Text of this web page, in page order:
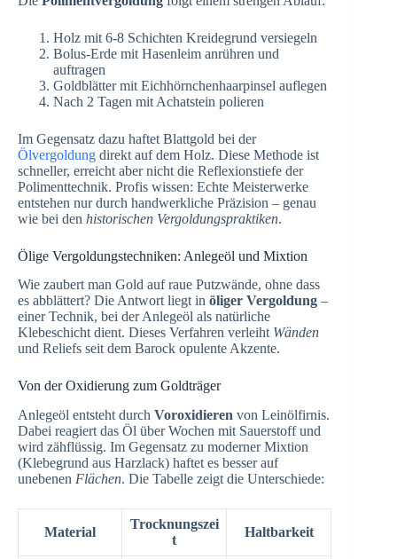
Holz mit 6-8 Schichten Kreidegrund versiegeln
Bolus-Erde mit Hasenleim anrühren und
auftragen
Goldblätter mit Eichhörnchenhaarpinsel auflegen
Nach 2 Tagen mit Achatstein polieren
Im Gegensatz dazu haftet Blattgold bei der
Ölvergoldung direkt auf dem Holz. Diese Methode ist
schneller, erreicht aber nicht die Reflexionstiefe der
Polimenttechnik. Profis wissen: Echte Meisterwerke
entstehen nur durch handwerkliche Präzision – genau
wie bei den historischen Vergoldungspraktiken.
Ölige Vergoldungstechniken: Anlegeöl und Mixtion
Wie zaubert man Gold auf raue Putzwände, ohne dass
es abblättert? Die Antwort liegt in öliger Vergoldung –
einer Technik, bei der Anlegeöl als natürliche
Klebeschicht dient. Dieses Verfahren verleiht Wänden
und Reliefs seit dem Barock opulente Akzente.
Von der Oxidierung zum Goldträger
Anlegeöl entsteht durch Voroxidieren von Leinölfirnis.
Dabei reagiert das Öl über Wochen mit Sauerstoff und
wird zähflüssig. Im Gegensatz zu moderner Mixtion
(Klebegrund aus Harzlack) haftet es besser auf
unebenen Flächen. Die Tabelle zeigt die Unterschiede:
Material
Trocknungszei
t
Haltbarkeit